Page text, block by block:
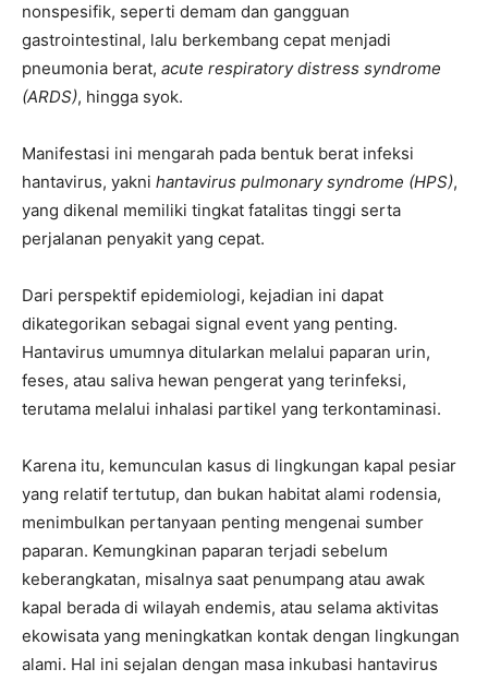
nonspesifik, seperti demam dan gangguan
gastrointestinal, lalu berkembang cepat menjadi
pneumonia berat, acute respiratory distress syndrome
(ARDS), hingga syok.
Manifestasi ini mengarah pada bentuk berat infeksi
hantavirus, yakni hantavirus pulmonary syndrome (HPS),
yang dikenal memiliki tingkat fatalitas tinggi serta
perjalanan penyakit yang cepat.
Dari perspektif epidemiologi, kejadian ini dapat
dikategorikan sebagai signal event yang penting.
Hantavirus umumnya ditularkan melalui paparan urin,
feses, atau saliva hewan pengerat yang terinfeksi,
terutama melalui inhalasi partikel yang terkontaminasi.
Karena itu, kemunculan kasus di lingkungan kapal pesiar
yang relatif tertutup, dan bukan habitat alami rodensia,
menimbulkan pertanyaan penting mengenai sumber
paparan. Kemungkinan paparan terjadi sebelum
keberangkatan, misalnya saat penumpang atau awak
kapal berada di wilayah endemis, atau selama aktivitas
ekowisata yang meningkatkan kontak dengan lingkungan
alami. Hal ini sejalan dengan masa inkubasi hantavirus